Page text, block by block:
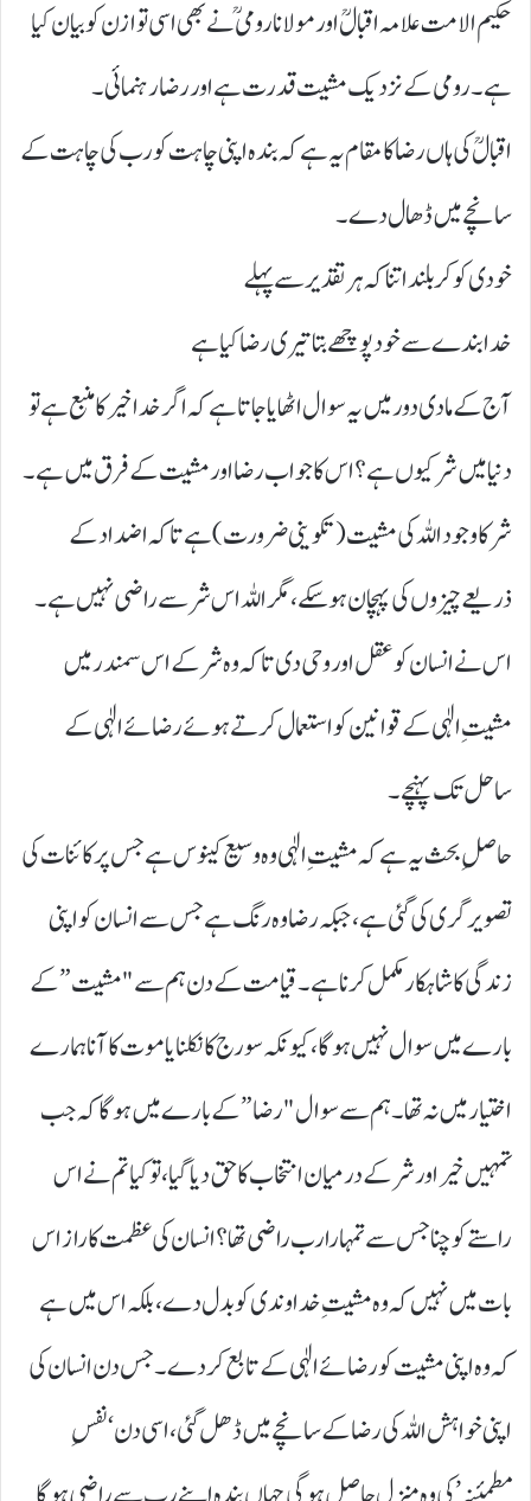
حکیم الامت علامہ اقبالؒ اور مولانا رومیؒ نے بھی اسی توازن کو بیان کیا
ہے۔ رومی کے نزدیک مشیت قدرت ہے اور رضا رہنمائی۔
اقبالؒ کی ہاں رضا کا مقام یہ ہے کہ بندہ اپنی چاہت کو رب کی چاہت کے
سانچے میں ڈھال دے۔
خودی کو کر بلند اتنا کہ ہر تقدیر سے پہلے
خدا بندے سے خود پوچھے بتا تیری رضا کیا ہے
آج کے مادی دور میں یہ سوال اٹھایا جاتا ہے کہ اگر خدا خیر کا منبع ہے تو
دنیا میں شر کیوں ہے؟ اس کا جواب رضا اور مشیت کے فرق میں ہے۔
شر کا وجود اللہ کی مشیت ( تکوینی ضرورت) ہے تاکہ اضداد کے
ذریعے چیزوں کی پہچان ہو سکے، مگر اللہ اس شر سے راضی نہیں ہے۔
اس نے انسان کو عقل اور وحی دی تاکہ وہ شر کے اس سمندر میں
مشیتِ الٰہی کے قوانین کو استعمال کرتے ہوئے رضائے الٰہی کے
ساحل تک پہنچے۔
حاصلِ بحث یہ ہے کہ مشیتِ الٰہی وہ وسیع کینوس ہے جس پر کائنات کی
تصویر گری کی گئی ہے، جبکہ رضا وہ رنگ ہے جس سے انسان کو اپنی
زندگی کا شاہکار مکمل کرنا ہے۔ قیامت کے دن ہم سے "مشیت” کے
بارے میں سوال نہیں ہو گا، کیونکہ سورج کا نکلنا یا موت کا آنا ہمارے
اختیار میں نہ تھا۔ ہم سے سوال "رضا” کے بارے میں ہوگا کہ جب
تمہیں خیر اور شر کے درمیان انتخاب کا حق دیا گیا، تو کیا تم نے اس
راستے کو چنا جس سے تمہارا رب راضی تھا؟انسان کی عظمت کا راز اس
بات میں نہیں کہ وہ مشیتِ خداوندی کو بدل دے، بلکہ اس میں ہے
کہ وہ اپنی مشیت کو رضائے الٰہی کے تابع کر دے۔ جس دن انسان کی
اپنی خواہش اللہ کی رضا کے سانچے میں ڈھل گئی، اسی دن ‘نفسِ